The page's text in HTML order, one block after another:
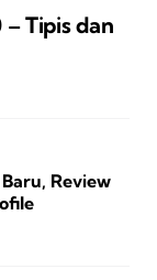
Tipis dan
Review